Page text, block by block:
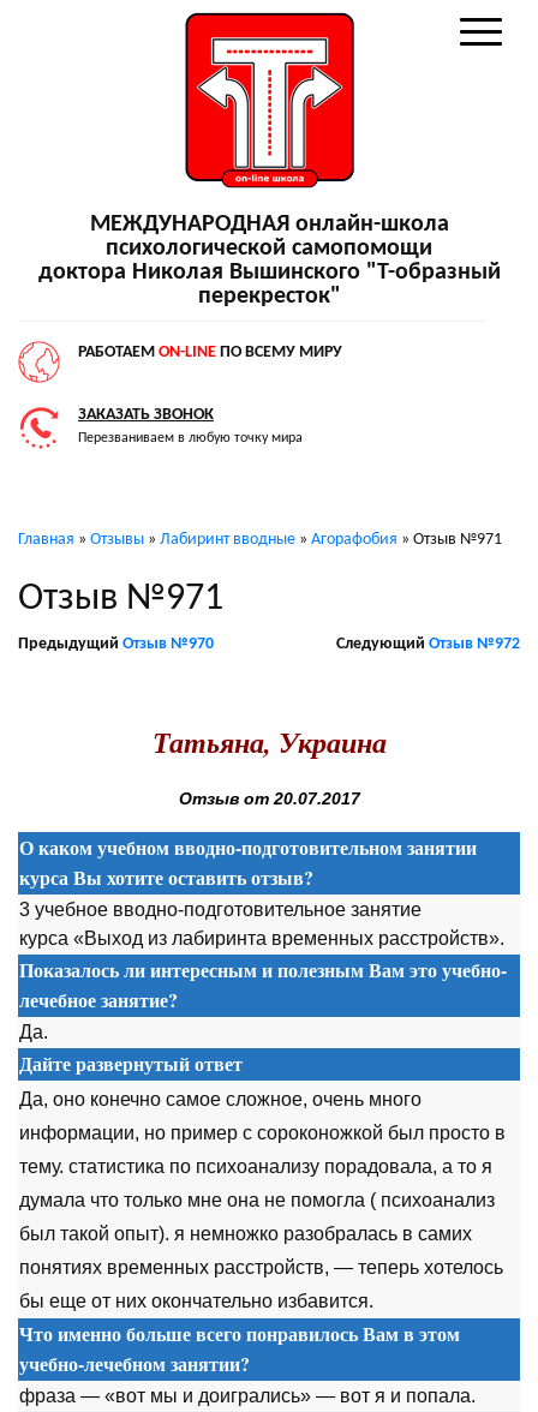
МЕЖДУНАРОДНАЯ онлайн-школа
психологической самопомощи
доктора Николая Вышинского "Т-образный
перекресток"
РАБОТАЕМ ON-LINE ПО ВСЕМУ МИРУ
ЗАКАЗАТЬ ЗВОНОК
Перезваниваем в любую точку мира
Главная » Отзывы » Лабиринт вводные » Агорафобия » Отзыв №971
Отзыв №971
Предыдущий Отзыв №970 Следующий Отзыв №972
Татьяна, Украина
Отзыв от 20.07.2017
О каком учебном вводно-подготовительном занятии
курса Вы хотите оставить отзыв?
3 учебное вводно-подготовительное занятие
курса «Выход из лабиринта временных расстройств».
Показалось ли интересным и полезным Вам это учебно-
лечебное занятие?
Да.
Дайте развернутый ответ
Да, оно конечно самое сложное, очень много
информации, но пример с сороконожкой был просто в
тему. статистика по психоанализу порадовала, а то я
думала что только мне она не помогла ( психоанализ
был такой опыт). я немножко разобралась в самих
понятиях временных расстройств, — теперь хотелось
бы еще от них окончательно избавится.
Что именно больше всего понравилось Вам в этом
учебно-лечебном занятии?
фраза — «вот мы и доигрались» — вот я и попала.